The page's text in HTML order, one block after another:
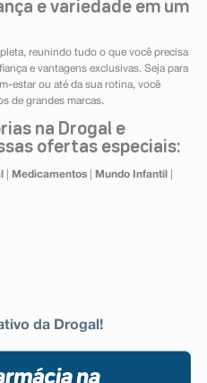
e variedade em um
reunindo tudo o que você precisa
e vantagens exclusivas. Seja para
estar ou até da sua rotina, você
de grandes marcas.
na Drogal e
ofertas especiais:
Medicamentos| Mundo Infantil
da Drogal!